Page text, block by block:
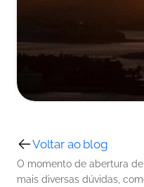
Voltar ao blog
O momento de abertura
mais diversas dúvidas,